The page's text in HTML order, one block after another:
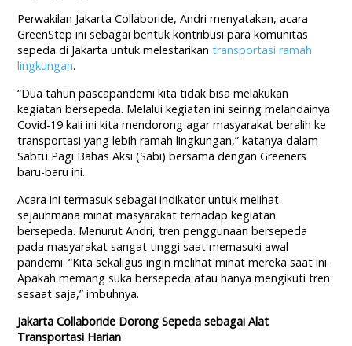
Perwakilan Jakarta Collaboride, Andri menyatakan, acara
GreenStep ini sebagai bentuk kontribusi para komunitas
sepeda di Jakarta untuk melestarikantransportasi ramah
lingkungan.
“Dua tahun pascapandemi kita tidak bisa melakukan
kegiatan bersepeda. Melalui kegiatan ini seiring melandainya
Covid-19 kali ini kita mendorong agar masyarakat beralih ke
transportasi yang lebih ramah lingkungan,” katanya dalam
Sabtu Pagi Bahas Aksi (Sabi) bersama dengan Greeners
baru-baru ini.
Acara ini termasuk sebagai indikator untuk melihat
sejauhmana minat masyarakat terhadap kegiatan
bersepeda. Menurut Andri, tren penggunaan bersepeda
pada masyarakat sangat tinggi saat memasuki awal
pandemi. “Kita sekaligus ingin melihat minat mereka saat ini.
Apakah memang suka bersepeda atau hanya mengikuti tren
sesaat saja,” imbuhnya.
Jakarta Collaboride Dorong Sepeda sebagai Alat
Transportasi Harian